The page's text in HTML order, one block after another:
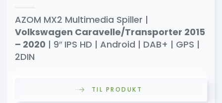
AZOM MX2 Multimedia Spiller |
Volkswagen Caravelle/Transporter 2015
– 2020 | 9″ IPS HD | Android | DAB+ | GPS |
2DIN
TIL PRODUKT